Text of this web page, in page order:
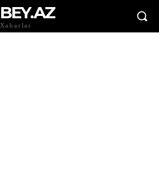
BEY.AZ
Xəbərlər